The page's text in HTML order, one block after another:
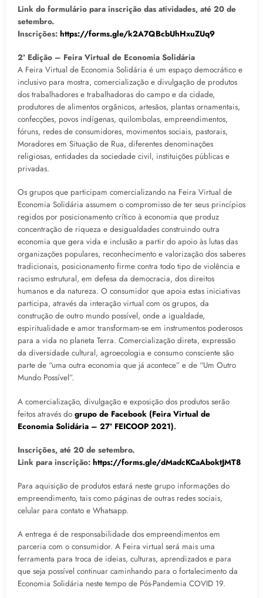
Link do formulário para inscrição das atividades, até 20 de
setembro.
​Inscrições: https://forms.gle/k2A7QBcbUhHxuZUq9
2ª Edição – Feira Virtual de Economia Solidária
A Feira Virtual de Economia Solidária é um espaço democrático e
inclusivo para mostra, comercialização e divulgação de produtos
dos trabalhadores e trabalhadoras do campo e da cidade,
produtores de alimentos orgânicos, artesãos, plantas ornamentais,
confecções, povos indígenas, quilombolas, empreendimentos,
fóruns, redes de consumidores, movimentos sociais, pastorais,
Moradores em Situação de Rua, diferentes denominações
religiosas, entidades da sociedade civil, instituições públicas e
privadas.
Os grupos que participam comercializando na Feira Virtual de
Economia Solidária assumem o compromisso de ter seus princípios
regidos por posicionamento crítico à economia que produz
concentração de riqueza e desigualdades construindo outra
economia que gera vida e inclusão a partir do apoio às lutas das
organizações populares, reconhecimento e valorização dos saberes
tradicionais, posicionamento firme contra todo tipo de violência e
racismo estrutural, em defesa da democracia, dos direitos
humanos e da natureza. O consumidor que apoia estas iniciativas
participa, através da interação virtual com os grupos, da
construção de outro mundo possível, onde a igualdade,
espiritualidade e amor transformam-se em instrumentos poderosos
para a vida no planeta Terra. Comercialização direta, expressão
da diversidade cultural, agroecologia e consumo consciente são
parte de “uma outra economia que já acontece” e de “Um Outro
Mundo Possível”.
A comercialização, divulgação e exposição dos produtos serão
feitos através do grupo de Facebook (Feira Virtual de
Economia Solidária – 27ª FEICOOP 2021).
Inscrições, até 20 de setembro.
Link para inscrição: https://forms.gle/dMadcKCaAboktJMT8
Para aquisição de produtos estará neste grupo informações do
empreendimento, tais como páginas de outras redes sociais,
celular para contato e Whatsapp.
A entrega é de responsabilidade dos empreendimentos em
parceria com o consumidor. A Feira virtual será mais uma
ferramenta para troca de ideias, culturas, aprendizados e para
que seja possível continuar caminhando para o fortalecimento da
Economia Solidária neste tempo de Pós-Pandemia COVID 19.